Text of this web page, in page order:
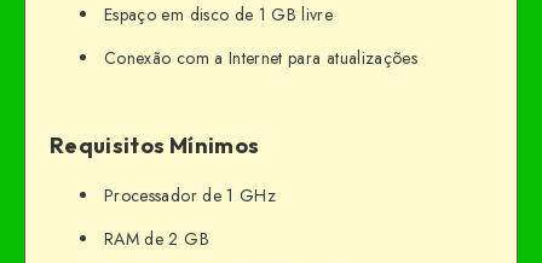
Espaço em disco de 1 GB livre
Conexão com a Internet para atualizações
Requisitos Mínimos
Processador de 1 GHz
RAM de 2 GB